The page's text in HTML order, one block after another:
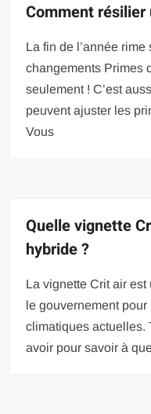
Comment résilier
La fin de l’année
changements Primes
seulement ! C’est
peuvent ajuster les
Vous
Quelle vignette
hybride ?
La vignette Crit air
le gouvernement
climatiques actuelles.
avoir pour savoir à